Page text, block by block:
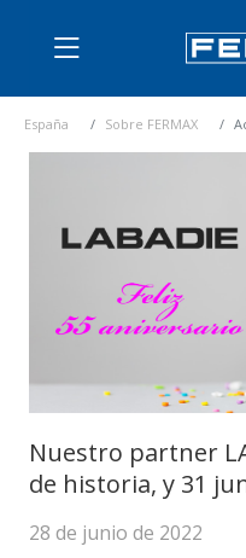
España Sobre FERMAX
Nuestro partner
de historia, y 31
28 de junio de 2022